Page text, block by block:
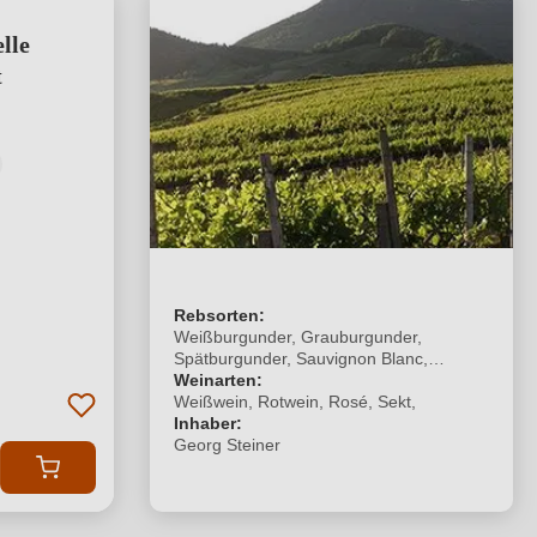
Rebsorten:
Weißburgunder, Grauburgunder,
Spätburgunder, Sauvignon Blanc,
Dornfelder
Weinarten:
Weißwein, Rotwein, Rosé, Sekt,
Inhaber:
Georg Steiner